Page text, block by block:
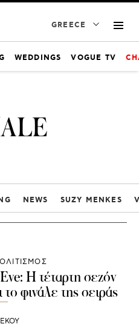
GREECE
WEDDINGS VOGUE TV
NEWS SUZY MENKES
H τέταρτη σεζόν
το φινάλε της σειράς